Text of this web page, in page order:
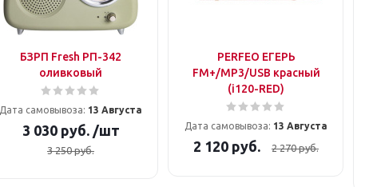
БЗРП Fresh РП-342
оливковый
Дата самовывоза: 13 Августа
3 030руб. /шт
3 250руб.
PERFEO ЕГЕРЬ
FM+/MP3/USB красный
(i120-RED)
Дата самовывоза: 13 Августа
2 120 руб. 2 270руб.